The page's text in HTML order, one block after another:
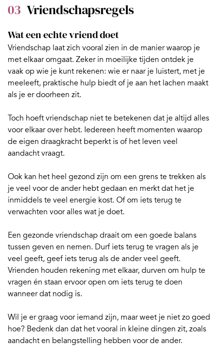
03 Vriendschapsregels
Wat een echte vriend doet
Vriendschap laat zich vooral zien in de manier waarop je
met elkaar omgaat. Zeker in moeilijke tijden ontdek je
vaak op wie je kunt rekenen: wie er naar je luistert, met je
meeleeft, praktische hulp biedt of je aan het lachen maakt
als je er doorheen zit.
Toch hoeft vriendschap niet te betekenen dat je altijd alles
voor elkaar over hebt. Iedereen heeft momenten waarop
de eigen draagkracht beperkt is of het leven veel
aandacht vraagt.
Ook kan het heel gezond zijn om een grens te trekken als
je veel voor de ander hebt gedaan en merkt dat het je
inmiddels te veel energie kost. Of om iets terug te
verwachten voor alles wat je doet.
Een gezonde vriendschap draait om een goede balans
tussen geven en nemen. Durf iets terug te vragen als je
veel geeft, geef iets terug als de ander veel geeft.
Vrienden houden rekening met elkaar, durven om hulp te
vragen én staan ervoor open om iets terug te doen
wanneer dat nodig is.
Wil je er graag voor iemand zijn, maar weet je niet zo goed
hoe? Bedenk dan dat het vooral in kleine dingen zit, zoals
aandacht en belangstelling hebben voor de ander.